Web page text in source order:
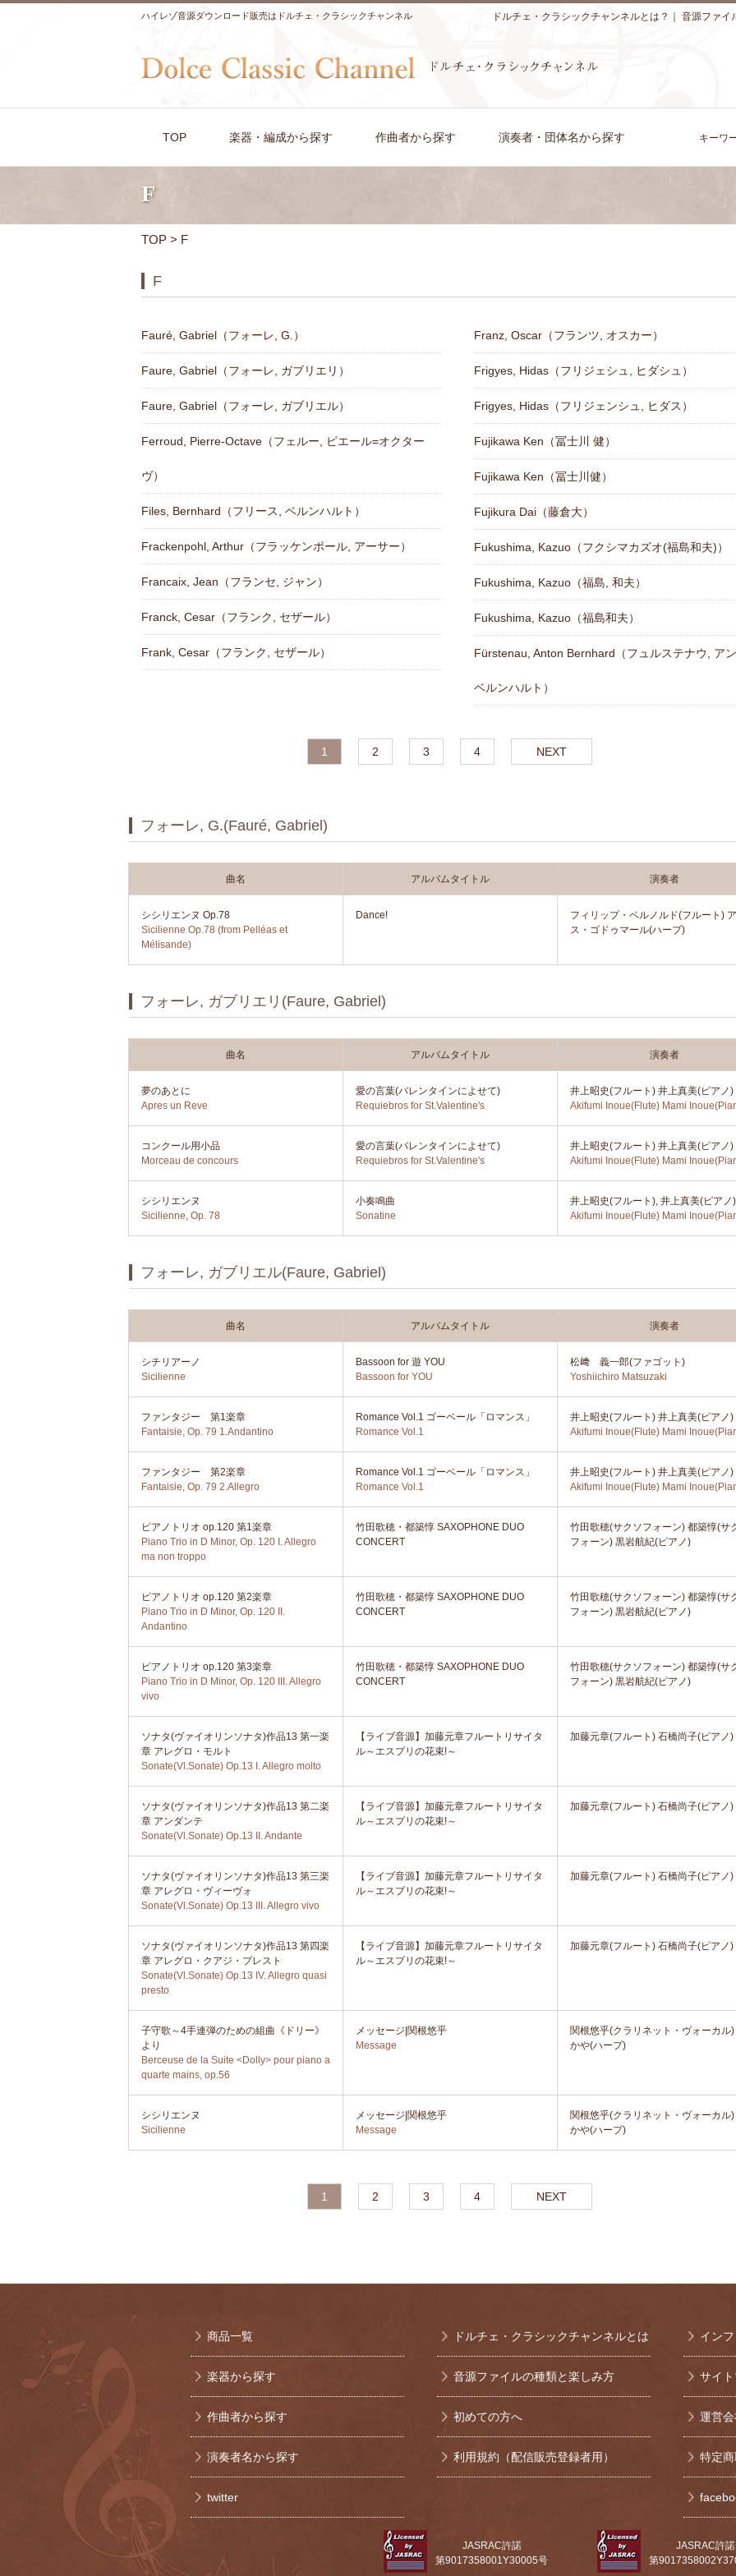
ハイレゾ音源ダウンロード販売はドルチェ・クラシックチャンネル 音源ファイ
ドルチェ・クラシックチャンネルとは？
TOP 楽器・編成から探す 作曲者から探す 演奏者・団体名から探す キーワ
F
TOP > F
F
Fauré, Gabriel（フォーレ, G.）
Faure, Gabriel（フォーレ, ガブリエリ）
Faure, Gabriel（フォーレ, ガブリエル）
Ferroud, Pierre-Octave（フェルー, ピエール=オクター
ヴ）
Files, Bernhard（フリース, ベルンハルト）
Frackenpohl, Arthur（フラッケンポール, アーサー）
Francaix, Jean（フランセ, ジャン）
Franck, Cesar（フランク, セザール）
Frank, Cesar（フランク, セザール）
Franz, Oscar（フランツ, オスカー）
Frigyes, Hidas（フリジェシュ, ヒダシュ）
Frigyes, Hidas（フリジェンシュ, ヒダス）
Fujikawa Ken（冨士川 健）
Fujikawa Ken（冨士川健）
Fujikura Dai（藤倉大）
Fukushima, Kazuo（フクシマカズオ(福島和夫)）
Fukushima, Kazuo（福島, 和夫）
Fukushima, Kazuo（福島和夫）
Fürstenau, Anton Bernhard（フュルステナウ, ア
ベルンハルト）
1 2 3 4 NEXT
フォーレ, G.(Fauré, Gabriel)
曲名 アルバムタイトル 演奏者
シシリエンヌ Op.78
Sicilienne Op.78 (from Pelléas et
Mélisande)
Dance!
フィリップ・ベルノルド(フルート)
ス・ゴドゥマール(ハープ)
フォーレ, ガブリエリ(Faure, Gabriel)
曲名 アルバムタイトル 演奏者
夢のあとに
Apres un Reve
愛の言葉(バレンタインによせて)
Requiebros for St.Valentine's
井上昭史(フルート) 井上真美(ピアノ)
Akifumi Inoue(Flute) Mami
コンクール用小品
Morceau de concours
愛の言葉(バレンタインによせて)
Requiebros for St.Valentine's
井上昭史(フルート) 井上真美(ピアノ)
Akifumi Inoue(Flute) Mami
シシリエンヌ
Sicilienne, Op. 78
小奏鳴曲
Sonatine
井上昭史(フルート), 井上真美(ピアノ)
Akifumi Inoue(Flute) Mami
フォーレ, ガブリエル(Faure, Gabriel)
曲名 アルバムタイトル 演奏者
シチリアーノ
Sicilienne
Bassoon for 遊 YOU
Bassoon for YOU
松﨑 義一郎(ファゴット)
Yoshiichiro Matsuzaki
ファンタジー 第1楽章
Fantaisie, Op. 79 1.Andantino
Romance Vol.1 ゴーベール「ロマンス」
Romance Vol.1
井上昭史(フルート) 井上真美(ピアノ)
Akifumi Inoue(Flute) Mami
ファンタジー 第2楽章
Fantaisie, Op. 79 2.Allegro
Romance Vol.1 ゴーベール「ロマンス」
Romance Vol.1
井上昭史(フルート) 井上真美(ピアノ)
Akifumi Inoue(Flute) Mami
ピアノトリオ op.120 第1楽章
Piano Trio in D Minor, Op. 120 I. Allegro
ma non troppo
竹田歌穂・都築惇 SAXOPHONE DUO
CONCERT
竹田歌穂(サクソフォーン) 都築惇(サ
フォーン) 黒岩航紀(ピアノ)
ピアノトリオ op.120 第2楽章
Piano Trio in D Minor, Op. 120 II.
Andantino
竹田歌穂・都築惇 SAXOPHONE DUO
CONCERT
竹田歌穂(サクソフォーン) 都築惇(サ
フォーン) 黒岩航紀(ピアノ)
ピアノトリオ op.120 第3楽章
Piano Trio in D Minor, Op. 120 III. Allegro
vivo
竹田歌穂・都築惇 SAXOPHONE DUO
CONCERT
竹田歌穂(サクソフォーン) 都築惇(サ
フォーン) 黒岩航紀(ピアノ)
ソナタ(ヴァイオリンソナタ)作品13 第一楽
章 アレグロ・モルト
Sonate(Vl.Sonate) Op.13 I. Allegro molto
【ライブ音源】加藤元章フルートリサイタ
ル～エスプリの花束!～
加藤元章(フルート) 石橋尚子(ピアノ)
ソナタ(ヴァイオリンソナタ)作品13 第二楽
章 アンダンテ
Sonate(Vl.Sonate) Op.13 II. Andante
【ライブ音源】加藤元章フルートリサイタ
ル～エスプリの花束!～
加藤元章(フルート) 石橋尚子(ピアノ)
ソナタ(ヴァイオリンソナタ)作品13 第三楽
章 アレグロ・ヴィーヴォ
Sonate(Vl.Sonate) Op.13 III. Allegro vivo
【ライブ音源】加藤元章フルートリサイタ
ル～エスプリの花束!～
加藤元章(フルート) 石橋尚子(ピアノ)
ソナタ(ヴァイオリンソナタ)作品13 第四楽
章 アレグロ・クアジ・プレスト
Sonate(Vl.Sonate) Op.13 IV. Allegro quasi
presto
【ライブ音源】加藤元章フルートリサイタ
ル～エスプリの花束!～
加藤元章(フルート) 石橋尚子(ピアノ)
子守歌～4手連弾のための組曲《ドリー》
より
Berceuse de la Suite <Dolly> pour piano a
quarte mains, op.56
メッセージ|関根悠乎
Message
関根悠乎(クラリネット・ヴォーカル
かや(ハープ)
シシリエンヌ
Sicilienne
メッセージ|関根悠乎
Message
関根悠乎(クラリネット・ヴォーカル
かや(ハープ)
1 2 3 4 NEXT
商品一覧
楽器から探す
作曲者から探す
演奏者名から探す
twitter
ドルチェ・クラシックチャンネルとは
音源ファイルの種類と楽しみ方
初めての方へ
利用規約（配信販売登録者用）
イン
サイ
運営
特定
JASRAC許諾
第9017358001Y30005号
JASRAC許諾
第